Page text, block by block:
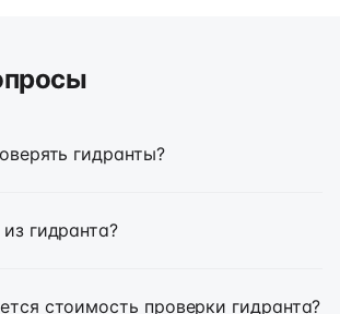
гидранты?
гидранта?
стоимость проверки гидранта?